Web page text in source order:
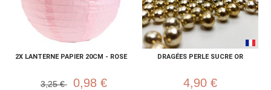
2X LANTERNE PAPIER 20CM - ROSE
3,25 € 0,98 €
DRAGÉES PERLE SUCRE OR
4,90 €